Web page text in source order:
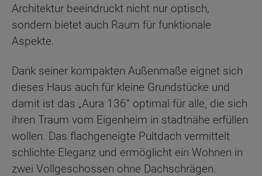
Architektur beeindruckt nicht nur optisch,
sondern bietet auch Raum für funktionale
Aspekte.
Dank seiner kompakten Außenmaße eignet sich
dieses Haus auch für kleine Grundstücke und
damit ist das „Aura 136“ optimal für alle, die sich
ihren Traum vom Eigenheim in stadtnähe erfüllen
wollen. Das flachgeneigte Pultdach vermittelt
schlichte Eleganz und ermöglicht ein Wohnen in
zwei Vollgeschossen ohne Dachschrägen.